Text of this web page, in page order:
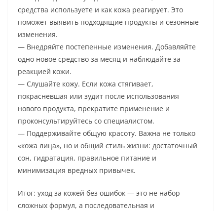
средства используете и как кожа реагирует. Это
поможет выявить подходящие продукты и сезонные
изменения.
— Внедряйте постепенные изменения. Добавляйте
одно новое средство за месяц и наблюдайте за
реакцией кожи.
— Слушайте кожу. Если кожа стягивает,
покрасневшая или зудит после использования
нового продукта, прекратите применение и
проконсультируйтесь со специалистом.
— Поддерживайте общую красоту. Важна не только
«кожа лица», но и общий стиль жизни: достаточный
сон, гидратация, правильное питание и
минимизация вредных привычек.
Итог: уход за кожей без ошибок — это не набор
сложных формул, а последовательная и